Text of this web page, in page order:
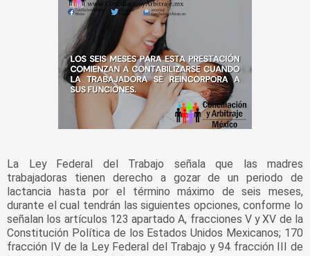
La Ley Federal del Trabajo señala que las madres
trabajadoras tienen derecho a gozar de un periodo de
lactancia hasta por el término máximo de seis meses,
durante el cual tendrán las siguientes opciones, conforme lo
señalan los artículos 123 apartado A, fracciones V y XV de la
Constitución Política de los Estados Unidos Mexicanos; 170
fracción IV de la Ley Federal del Trabajo y 94 fracción III de